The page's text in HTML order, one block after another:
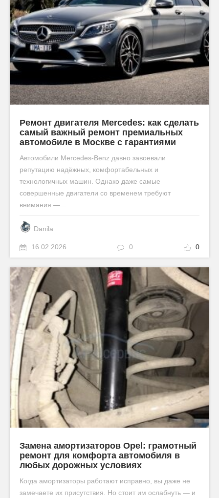
Ремонт двигателя Mercedes: как сделать
самый важный ремонт премиальных
автомобиле в Москве с гарантиями
Автомобили Mercedes-Benz давно завоевали
репутацию надёжных, комфортабельных и
технологичных машин. Однако даже самые
совершенные двигатели со временем требуют
внимания —...
Danila
16.02.2026 0 0
Замена амортизаторов Opel: грамотный
ремонт для комфорта автомобиля в
любых дорожных условиях
Когда амортизаторы работают исправно, вы даже не
замечаете их присутствия. Но стоит им ослабнуть — и